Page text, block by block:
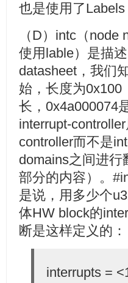
也是使用了Labels
（D）intc（
使用lable）是描
datasheet，我们
始，长度为0x100
长，0x4a000074
interrupt-
controller而不是
domains之间进
部分的内容）。
是说，用多少个
体HW block的
断是这样定义的：
interrupts =